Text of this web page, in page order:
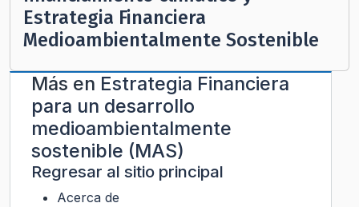
Estrategia Financiera
Medioambientalmente Sostenible
Más en Estrategia Financiera
para un desarrollo
medioambientalmente
sostenible (MAS)
Regresar al sitio principal
Acerca de